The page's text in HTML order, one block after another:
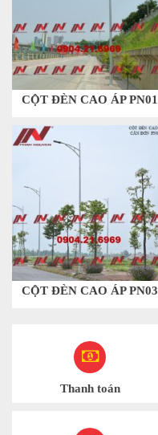
CỘT ĐÈN CAO ÁP PN01
CỘT ĐÈN CAO ÁP PN03
Thanh toán